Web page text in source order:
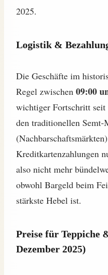
2025.
Logistik &
Die Geschäfte im
Regel zwischen 09:00
wichtiger Fortschritt
den traditionellen Semt-
Kreditkartenzahlungen
also nicht mehr
obwohl Bargeld beim
stärkste Hebel ist.
Preise für Teppiche
Dezember 2025)